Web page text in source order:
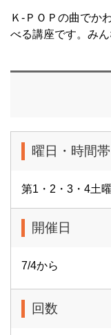
Ｋ-ＰＯＰの曲でか
べる講座です。み
曜日・時間帯
第1・2・3・4土
開催日
7/4から
回数